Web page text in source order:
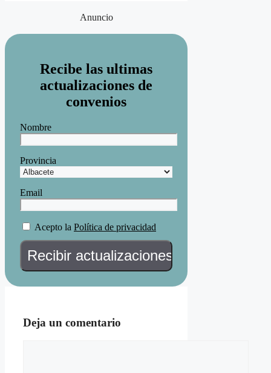
Anuncio
Recibe las ultimas
actualizaciones de
convenios
Nombre
Provincia
Email
Acepto la Política de privacidad
Deja un comentario